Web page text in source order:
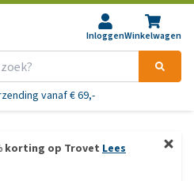
InloggenWinkelwagen
vanaf € 69,-
korting op Trovet Lees